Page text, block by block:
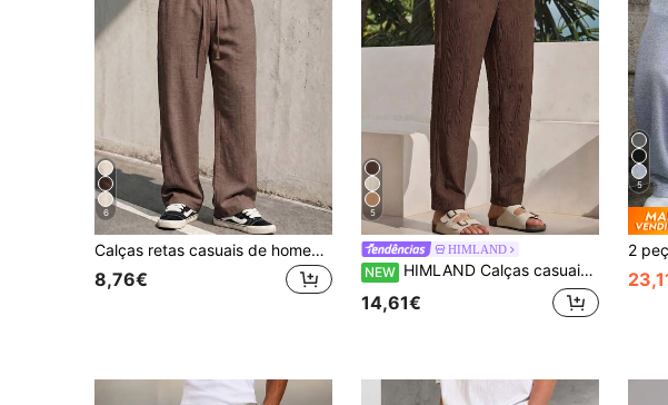
6
Calças retas casuais de homem em imitação de linho, cor lisa, estilo minimalista, versáteis para o dia a dia e deslocações, calças compridas com textura tipo linho
8,76€
5
HIMLAND
NEW HIMLAND Calças casuais texturizadas de cor lisa para homem
14,61€
5